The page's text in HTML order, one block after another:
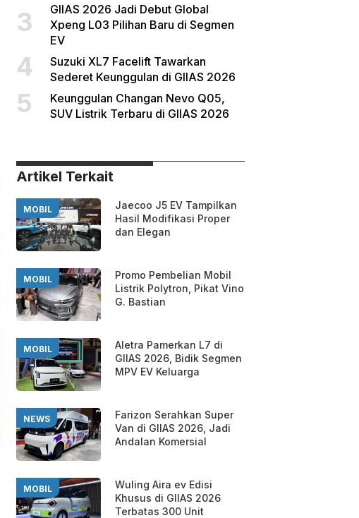
3
GIIAS 2026 Jadi Debut Global
Xpeng L03 Pilihan Baru di Segmen
EV
4
Suzuki XL7 Facelift Tawarkan
Sederet Keunggulan di GIIAS 2026
5
Keunggulan Changan Nevo Q05,
SUV Listrik Terbaru di GIIAS 2026
Artikel Terkait
MOBIL
Jaecoo J5 EV Tampilkan
Hasil Modifikasi Proper
dan Elegan
MOBIL
Promo Pembelian Mobil
Listrik Polytron, Pikat Vino
G. Bastian
MOBIL
Aletra Pamerkan L7 di
GIIAS 2026, Bidik Segmen
MPV EV Keluarga
NEWS
Farizon Serahkan Super
Van di GIIAS 2026, Jadi
Andalan Komersial
MOBIL
Wuling Aira ev Edisi
Khusus di GIIAS 2026
Terbatas 300 Unit